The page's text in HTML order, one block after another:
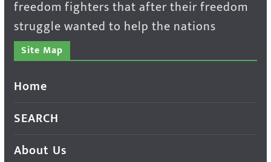
freedom fighters that after their freedom
struggle wanted to help the nations
Site Map
Home
SEARCH
About Us